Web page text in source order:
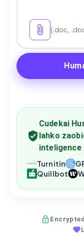
(.doc,
Cudekai
lahko
inteligence
Turnitin
Quillbot
Encrypted